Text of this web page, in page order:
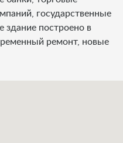
государственные
здание построено в
ремонт, новые